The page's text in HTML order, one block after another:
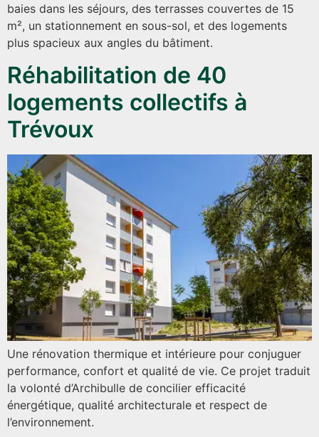
baies dans les séjours, des terrasses couvertes de 15
m², un stationnement en sous-sol, et des logements
plus spacieux aux angles du bâtiment.
Réhabilitation de 40
logements collectifs à
Trévoux
Une rénovation thermique et intérieure pour conjuguer
performance, confort et qualité de vie. Ce projet traduit
la volonté d’Archibulle de concilier efficacité
énergétique, qualité architecturale et respect de
l’environnement.